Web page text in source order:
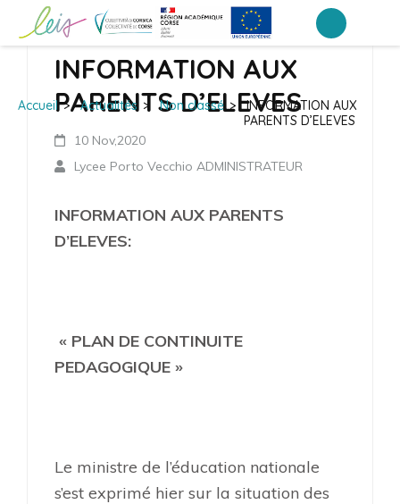
contenu
(Pressez
Entrée)
LPO Jean Paul de Rocca Serra –
Porto-Vecchio
Accueil > Actualités > Non classé >
INFORMATION AUX
PARENTS D’ELEVES
INFORMATION AUX
PARENTS D’ELEVES
10 Nov,2020
Lycee Porto Vecchio ADMINISTRATEUR
INFORMATION AUX PARENTS
D’ELEVES:
« PLAN DE CONTINUITE
PEDAGOGIQUE »
Le ministre de l’éducation nationale
s’est exprimé hier sur la situation des